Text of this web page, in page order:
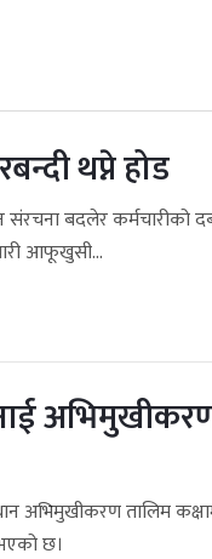
थप्ने होड
बदलेर कर्मचारीको
आफूखुसी...
अभिमुखीकरण तालिम
छ।